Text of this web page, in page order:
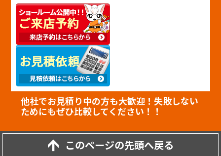
他社でお見積り中の方も大歓迎！失敗しない
ためにもぜひ比較してください！！
このページの先頭へ戻る